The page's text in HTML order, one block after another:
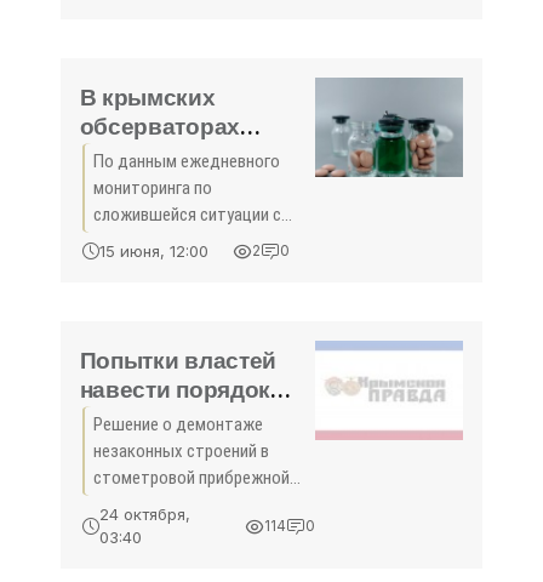
на приобретение
телевизионной
В крымских
обсерваторах
находятся более
800 человек -
«Новости Крыма»
По данным ежедневного
мониторинга по
сложившейся ситуации с
новой коронавирусной
2895 человек.
15 июня, 12:00 2 0
Попытки властей
навести порядок
оцениваются
положительно -
Общество - -
«Новости Крыма»
Решение о демонтаже
незаконных строений в
стометровой прибрежной
зоне получило широкую
поддержку жителей Крыма.
24 октября,
03:40
114 0